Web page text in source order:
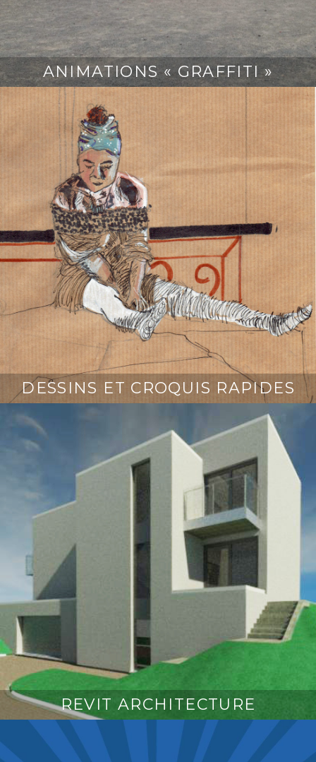
ANIMATIONS « GRAFFITI »
DESSINS ET CROQUIS RAPIDES
REVIT ARCHITECTURE